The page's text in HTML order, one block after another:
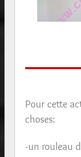
Pour cette
choses:
-un rouleau